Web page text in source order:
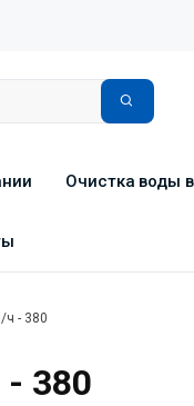
Очистка воды
ч - 380
380